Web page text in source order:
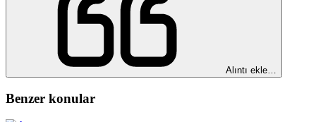
Alıntı ekle…
Benzer konular